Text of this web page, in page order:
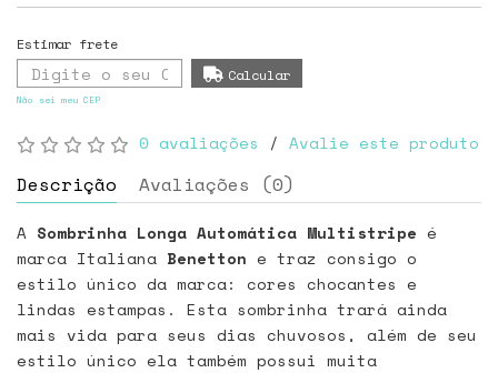
Não sei meu CEP
0 avaliações / Avalie este produto
Descrição Avaliações (0)
A Sombrinha Longa Automática Multistripe é
marca Italiana Benetton e traz consigo o
estilo único da marca: cores chocantes e
lindas estampas. Esta sombrinha trará ainda
mais vida para seus dias chuvosos, além de seu
estilo único ela também possui muita